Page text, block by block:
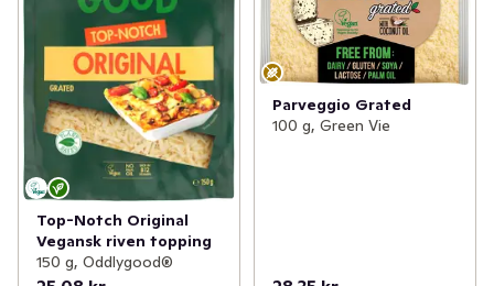
Top-Notch Original
Vegansk riven topping
150 g, Oddlygood®
Parveggio Grated
100 g, Green Vie